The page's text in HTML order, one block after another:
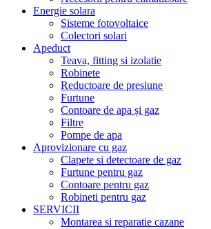
Energie solara
Sisteme fotovoltaice
Colectori solari
Apeduct
Teava, fitting si izolatie
Robinete
Reductoare de presiune
Furtune
Contoare de apa și gaz
Filtre
Pompe de apa
Aprovizionare cu gaz
Clapete si detectoare de gaz
Furtune pentru gaz
Contoare pentru gaz
Robineti pentru gaz
SERVICII
Montarea si reparatie cazane